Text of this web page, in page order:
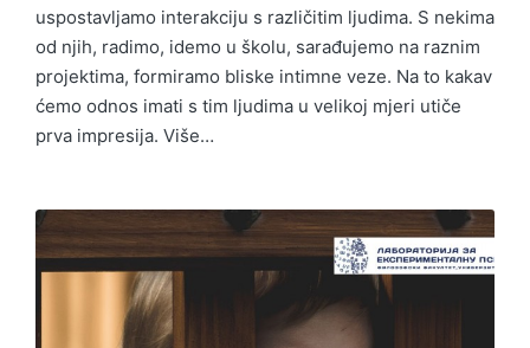
uspostavljamo interakciju s različitim ljudima. S nekima
od njih, radimo, idemo u školu, sarađujemo na raznim
projektima, formiramo bliske intimne veze. Na to kakav
ćemo odnos imati s tim ljudima u velikoj mjeri utiče
prva impresija. Više…